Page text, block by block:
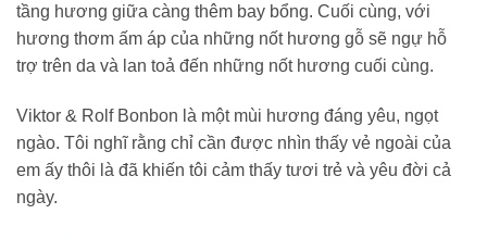
tầng hương giữa càng thêm bay bổng. Cuối cùng, với
hương thơm ấm áp của những nốt hương gỗ sẽ ngự hỗ
trợ trên da và lan toả đến những nốt hương cuối cùng.
Viktor & Rolf Bonbon là một mùi hương đáng yêu, ngọt
ngào. Tôi nghĩ rằng chỉ cần được nhìn thấy vẻ ngoài của
em ấy thôi là đã khiến tôi cảm thấy tươi trẻ và yêu đời cả
ngày.